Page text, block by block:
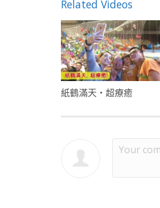
Related Videos
紙鶴滿天・超療癒